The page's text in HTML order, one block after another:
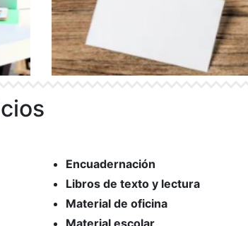
Encuadernación
Libros de texto y lectura
Material de oficina
Material escolar